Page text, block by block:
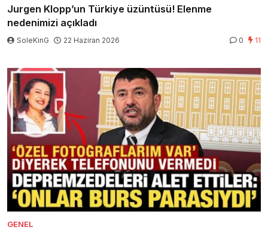
Jurgen Klopp’un Türkiye üzüntüsü! Elenme
nedenimizi açıkladı
SoleKinG 22 Haziran 2026 0 11
GENEL